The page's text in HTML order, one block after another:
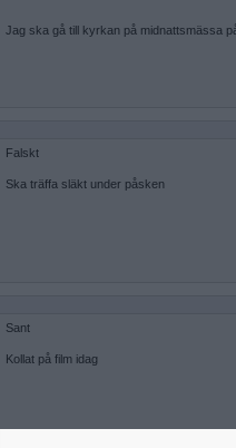
Jag ska gå till kyrkan på midnattsmässa
Falskt
Ska träffa släkt under påsken
Sant
Kollat på film idag